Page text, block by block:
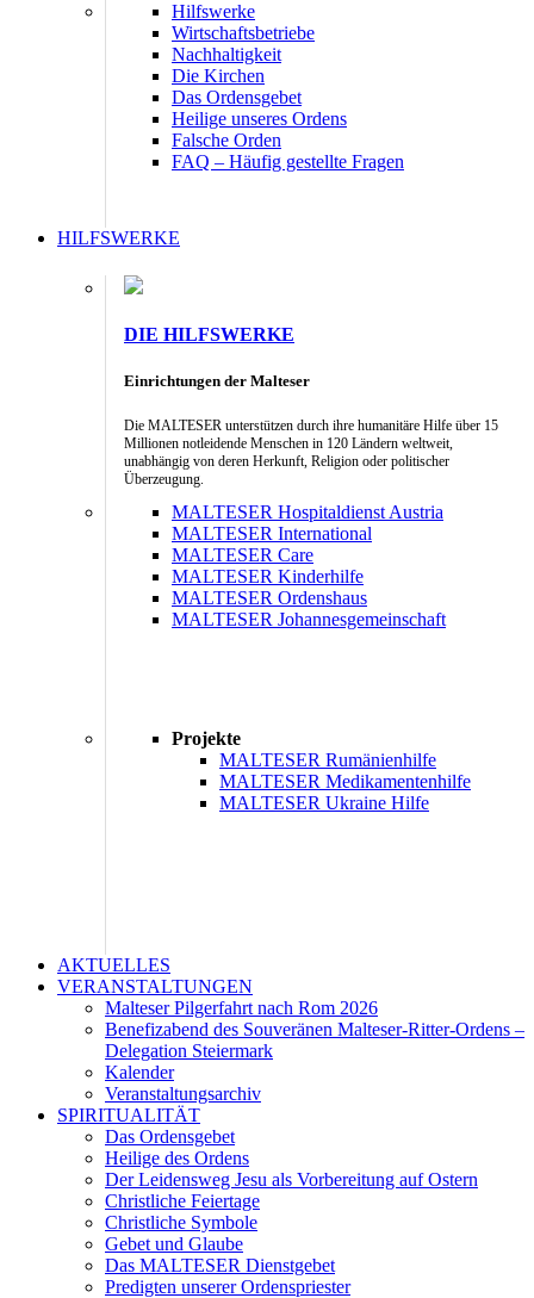
Hilfswerke
Wirtschaftsbetriebe
Nachhaltigkeit
Die Kirchen
Das Ordensgebet
Heilige unseres Ordens
Falsche Orden
FAQ – Häufig gestellte Fragen
HILFSWERKE
DIE HILFSWERKE
Einrichtungen der Malteser
Die MALTESER unterstützen durch ihre humanitäre Hilfe über 15
Millionen notleidende Menschen in 120 Ländern weltweit,
unabhängig von deren Herkunft, Religion oder politischer
Überzeugung.
MALTESER Hospitaldienst Austria
MALTESER International
MALTESER Care
MALTESER Kinderhilfe
MALTESER Ordenshaus
MALTESER Johannesgemeinschaft
Projekte
MALTESER Rumänienhilfe
MALTESER Medikamentenhilfe
MALTESER Ukraine Hilfe
AKTUELLES
VERANSTALTUNGEN
Malteser Pilgerfahrt nach Rom 2026
Benefizabend des Souveränen Malteser-Ritter-Ordens –
Delegation Steiermark
Kalender
Veranstaltungsarchiv
SPIRITUALITÄT
Das Ordensgebet
Heilige des Ordens
Der Leidensweg Jesu als Vorbereitung auf Ostern
Christliche Feiertage
Christliche Symbole
Gebet und Glaube
Das MALTESER Dienstgebet
Predigten unserer Ordenspriester